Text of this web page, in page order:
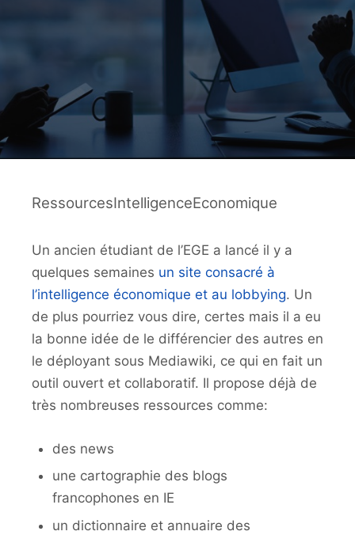
RessourcesIntelligenceEconomique
Un ancien étudiant de l’EGE a lancé il y a
quelques semaines un site consacré à
l’intelligence économique et au lobbying. Un
de plus pourriez vous dire, certes mais il a eu
la bonne idée de le différencier des autres en
le déployant sous Mediawiki, ce qui en fait un
outil ouvert et collaboratif. Il propose déjà de
très nombreuses ressources comme:
des news
une cartographie des blogs
francophones en IE
un dictionnaire et annuaire des